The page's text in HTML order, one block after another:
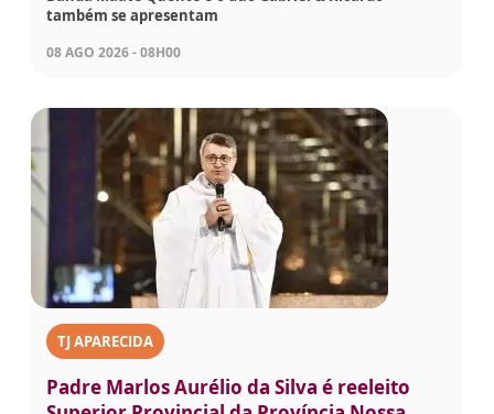
também se apresentam
08 AGO 2026 - 08H00
TJ APARECIDA
Padre Marlos Aurélio da Silva é reeleito